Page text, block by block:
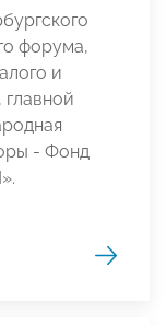
форума,
и
- Фонд